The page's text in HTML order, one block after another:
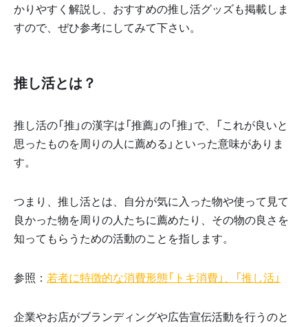
かりやすく解説し、おすすめの推し活グッズも掲載しま
すので、ぜひ参考にしてみて下さい。
推し活とは？
推し活の「推」の漢字は「推薦」の「推」で、「これが良いと
思ったものを周りの人に薦める」といった意味がありま
す。
つまり、推し活とは、自分が気に入った物や使って見て
良かった物を周りの人たちに薦めたり、その物の良さを
知ってもらうための活動のことを指します。
参照： 若者に特徴的な消費形態「トキ消費」、「推し活」
企業やお店がブランディングや広告宣伝活動を行うのと